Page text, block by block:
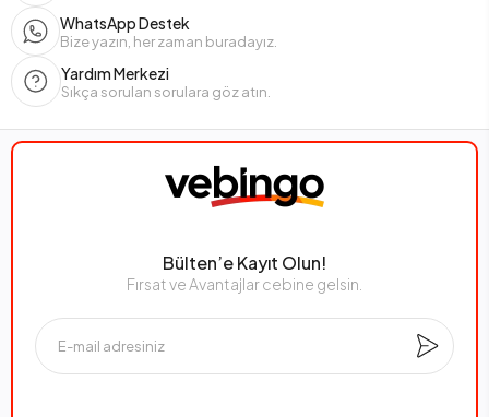
WhatsApp Destek
Bize yazın, her zaman buradayız.
Yardım Merkezi
Sıkça sorulan sorulara göz atın.
Bülten’e Kayıt Olun!
Fırsat ve Avantajlar cebine gelsin.